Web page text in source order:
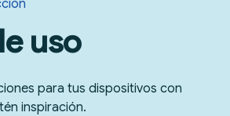
uso
para tus dispositivos con
inspiración.